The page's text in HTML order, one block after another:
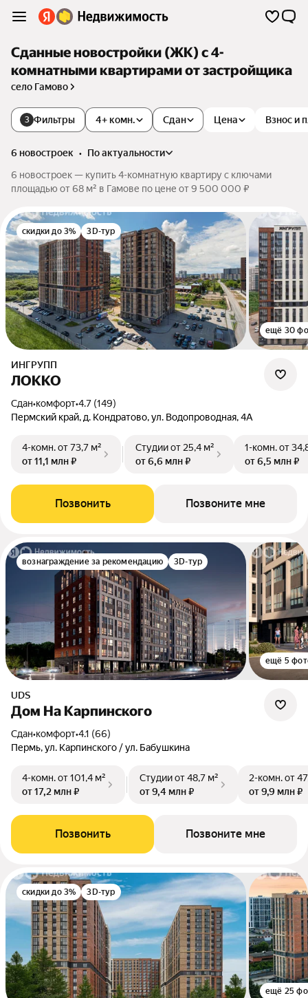
Сданные новостройки (ЖК) с 4-
комнатными квартирами от застройщика
село Гамово
3 Фильтры Цена Взнос и
4+ комн. Сдан
6 новостроек •
по актуальности
6 новостроек — купить 4-комнатную квартиру с ключами
площадью от 68 м² в Гамове по цене от 9 500 000 ₽
скидки до 3% 3D-тур
ещё 30
ИНГРУПП
ЛОККО
Сдан•комфорт•4.7 (149)
Пермский край, д. Кондратово, ул. Водопроводная, 4А
4-комн.от 73,7 м²
от 11,1 млн ₽
Студииот 25,4 м²
от 6,6 млн ₽
1-комн.от
от 6,5 млн ₽
Позвонить Позвоните мне
вознаграждение за рекомендацию 3D-тур
ещё 5
UDS
Дом На Карпинского
Сдан•комфорт•4.1 (66)
Пермь, ул. Карпинского / ул. Бабушкина
4-комн.от 101,4 м²
от 17,2 млн ₽
Студииот 48,7 м²
от 9,4 млн ₽
2-комн.от
от 9,9 млн ₽
Позвонить Позвоните мне
скидки до 3% 3D-тур
ещё 25